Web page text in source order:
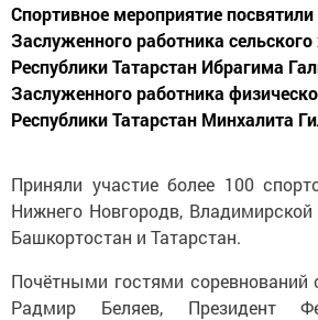
Спортивное мероприятие
Заслуженного работника сельского
Республики Татарстан Ибрагима
Заслуженного работника
Республики Татарстан Минхалита
Приняли участие более 100
Нижнего Новгородв, Владимирской
Башкортостан и Татарстан.
Почётными гостями соревнований
Радмир Беляев, Президент